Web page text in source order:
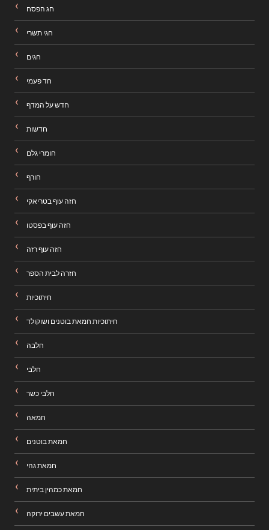
חג הפסח
חגי תשרי
חגים
חד פעמי
חדש על המדף
חדשות
חומרי גלם
חורף
חזה עוף בטריאקי
חזה עוף בפסטו
חזה עוף רזה
חזרה לבית הספר
חיתוכיות
חיתוכיות חמאת בוטנים ושוקולד
חלבה
חלבי
חלבי כשר
חמאה
חמאת בוטנים
חמאת גהי
חמאת כמהין ביתית
חמאת עשבים ירוקה